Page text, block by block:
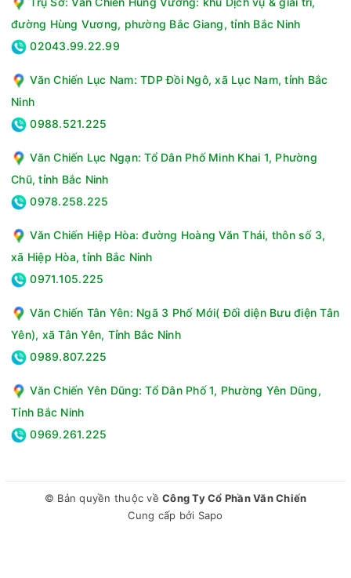
đường Hùng Vương, phường Bắc Giang, tỉnh Bắc Ninh
02043.99.22.99
Văn Chiến Lục Nam: TDP Đồi Ngô, xã Lục Nam, tỉnh Bắc
Ninh
0988.521.225
Văn Chiến Lục Ngạn: Tổ Dân Phố Minh Khai 1, Phường
Chũ, tỉnh Bắc Ninh
0978.258.225
Văn Chiến Hiệp Hòa: đường Hoàng Văn Thái, thôn số 3,
xã Hiệp Hòa, tỉnh Bắc Ninh
0971.105.225
Văn Chiến Tân Yên: Ngã 3 Phố Mới( Đối diện Bưu điện Tân
Yên), xã Tân Yên, Tỉnh Bắc Ninh
0989.807.225
Văn Chiến Yên Dũng: Tổ Dân Phố 1, Phường Yên Dũng,
Tỉnh Bắc Ninh
0969.261.225
© Bản quyền thuộc về Công Ty Cổ Phần Văn Chiến
Cung cấp bởi Sapo